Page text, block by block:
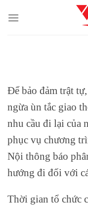
qua
Để bảo đảm trật
ngừa ùn tắc giao
nhu cầu đi lại của
phục vụ chương
Nội thông báo
hướng đi đối với
Thời gian tổ chức